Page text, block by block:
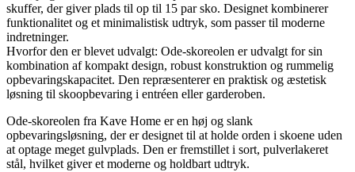
skuffer, der giver plads til op til 15 par sko. Designet kombinerer
funktionalitet og et minimalistisk udtryk, som passer til moderne
indretninger.
Hvorfor den er blevet udvalgt: Ode-skoreolen er udvalgt for sin
kombination af kompakt design, robust konstruktion og rummelig
opbevaringskapacitet. Den repræsenterer en praktisk og æstetisk
løsning til skoopbevaring i entréen eller garderoben.
Ode-skoreolen fra Kave Home er en høj og slank
opbevaringsløsning, der er designet til at holde orden i skoene uden
at optage meget gulvplads. Den er fremstillet i sort, pulverlakeret
stål, hvilket giver et moderne og holdbart udtryk.